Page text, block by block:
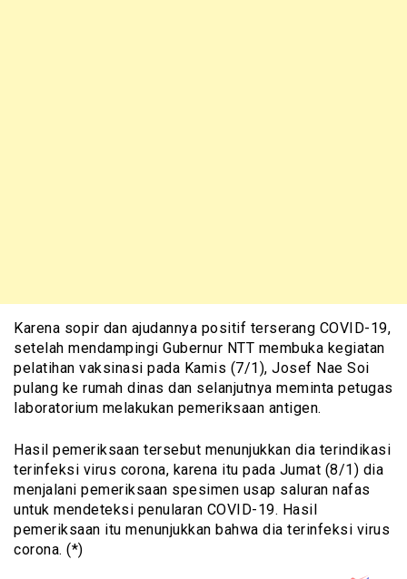
Karena sopir dan ajudannya positif terserang COVID-19,
setelah mendampingi Gubernur NTT membuka kegiatan
pelatihan vaksinasi pada Kamis (7/1), Josef Nae Soi
pulang ke rumah dinas dan selanjutnya meminta petugas
laboratorium melakukan pemeriksaan antigen.
Hasil pemeriksaan tersebut menunjukkan dia terindikasi
terinfeksi virus corona, karena itu pada Jumat (8/1) dia
menjalani pemeriksaan spesimen usap saluran nafas
untuk mendeteksi penularan COVID-19. Hasil
pemeriksaan itu menunjukkan bahwa dia terinfeksi virus
corona. (*)